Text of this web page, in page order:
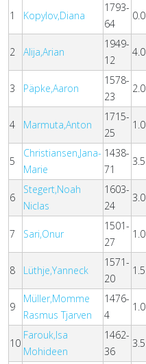
1 Kopylov,Diana
1793-
64
0.0
2 Alija,Arian
1949-
12
4.0
3 Päpke,Aaron
1578-
23
2.0
4 Marmuta,Anton
1715-
25
1.0
5
Christiansen,Jana-
Marie
1438-
71
3.5
6
Stegert,Noah
Niclas
1603-
24
3.0
7 Sari,Onur
1501-
27
1.0
8 Lüthje,Yanneck
1571-
20
1.5
9
Müller,Momme
Rasmus Tjarven
1476-
4
1.0
10
Farouk,Isa
Mohideen
1462-
36
3.5